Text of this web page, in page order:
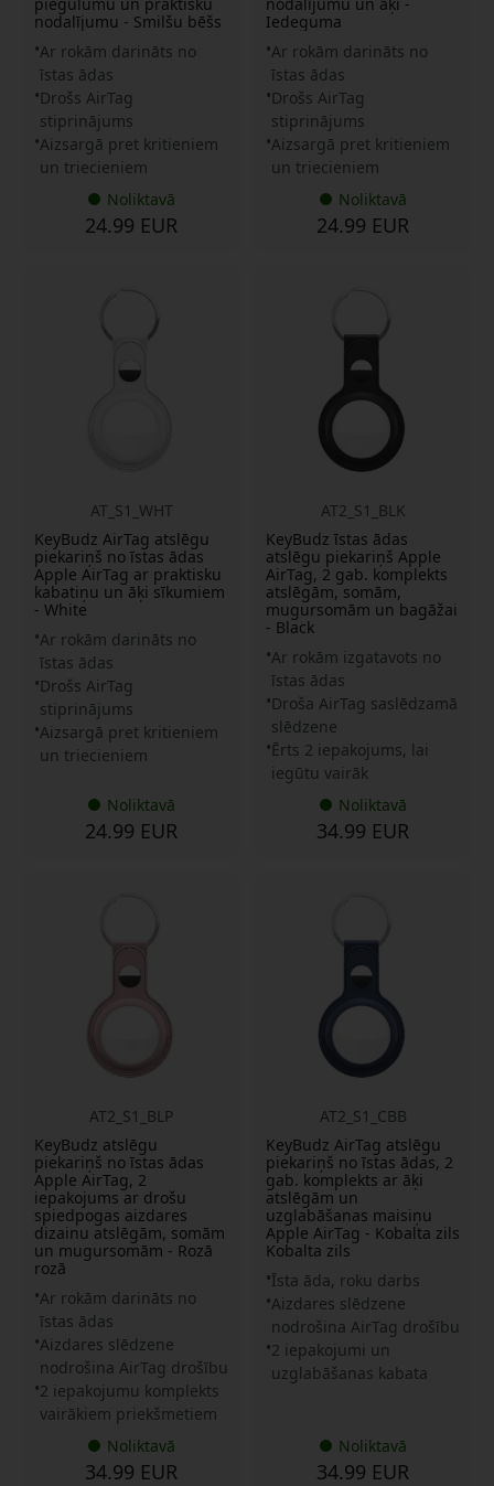
nodalījumu - Smilšu bēšs
Ar rokām darināts no
īstas ādas
Drošs AirTag
stiprinājums
Aizsargā pret kritieniem
un triecieniem
Noliktavā
24.99 EUR
Iedeguma
Ar rokām darināts no
īstas ādas
Drošs AirTag
stiprinājums
Aizsargā pret kritieniem
un triecieniem
Noliktavā
24.99 EUR
AT_S1_WHT
KeyBudz AirTag atslēgu
piekariņš no īstas ādas
Apple AirTag ar praktisku
kabatiņu un āķi sīkumiem
- White
Ar rokām darināts no
īstas ādas
Drošs AirTag
stiprinājums
Aizsargā pret kritieniem
un triecieniem
Noliktavā
24.99 EUR
AT2_S1_BLK
KeyBudz īstas ādas
atslēgu piekariņš Apple
AirTag, 2 gab. komplekts
atslēgām, somām,
mugursomām un bagāžai
- Black
Ar rokām izgatavots no
īstas ādas
Droša AirTag saslēdzamā
slēdzene
Ērts 2 iepakojums, lai
iegūtu vairāk
Noliktavā
34.99 EUR
AT2_S1_BLP
KeyBudz atslēgu
piekariņš no īstas ādas
Apple AirTag, 2
iepakojums ar drošu
spiedpogas aizdares
dizainu atslēgām, somām
un mugursomām - Rozā
rozā
Ar rokām darināts no
īstas ādas
Aizdares slēdzene
nodrošina AirTag drošību
2 iepakojumu komplekts
vairākiem priekšmetiem
Noliktavā
34.99 EUR
AT2_S1_CBB
KeyBudz AirTag atslēgu
piekariņš no īstas ādas, 2
gab. komplekts ar āķi
atslēgām un
uzglabāšanas maisiņu
Apple AirTag - Kobalta zils
Kobalta zils
Īsta āda, roku darbs
Aizdares slēdzene
nodrošina AirTag drošību
2 iepakojumi un
uzglabāšanas kabata
Noliktavā
34.99 EUR